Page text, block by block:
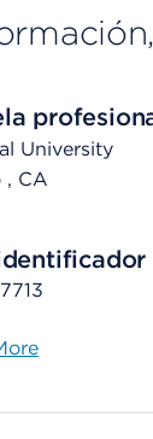
University
, CA